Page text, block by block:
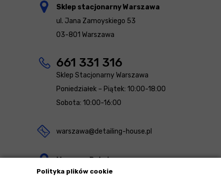
Polityka plików cookie
Sklep stacjonarny Warszawa
ul. Jana Zamoyskiego 53
03-801 Warszawa
661 331 316
Sklep Stacjonarny Warszawa
Poniedziałek – Piątek: 10:00-18:00
Sobota: 10:00-16:00
warszawa@detailing-house.pl
Magazyn Rekcin
Nomos Sp. z o.o. sp.k.